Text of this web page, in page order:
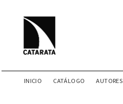
INICIO CATÁLOGO AUTORES